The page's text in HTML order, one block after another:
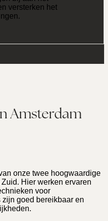
versterken het
Amsterdam
onze twee hoogwaardige
Hier werken ervaren
voor
goed bereikbaar en